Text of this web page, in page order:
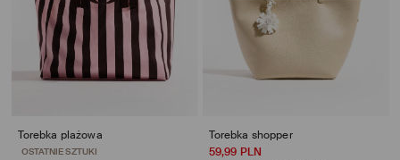
Torebka plażowa
opinie (47)
Torebka shopper
59,99 PLN